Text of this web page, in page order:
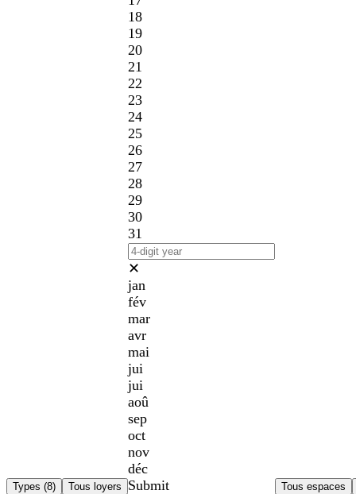
Types (8) Tous loyers
18
19
20
21
22
23
24
25
26
27
28
29
30
31
✕
jan
fév
mar
avr
mai
jui
jui
aoû
sep
oct
nov
déc
Submit
Tous espaces